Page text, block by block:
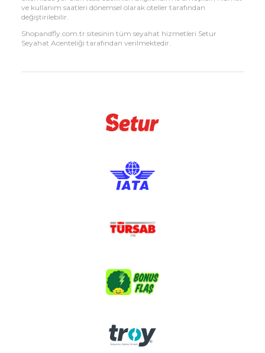
ve kullanım saatleri dönemsel olarak oteller tarafından
değiştirilebilir.
Shopandfly.com.tr sitesinin tüm seyahat hizmetleri Setur
Seyahat Acenteliği tarafından verilmektedir.